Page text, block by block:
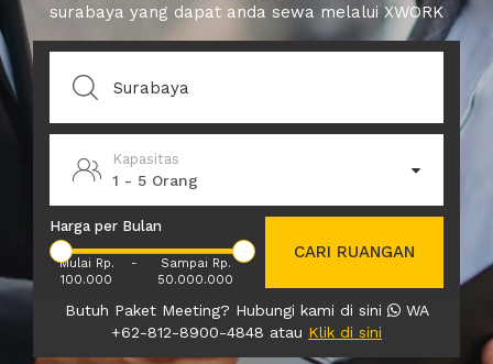
surabaya yang dapat anda sewa melalui XWORK
Kapasitas
1 - 5 Orang
Harga per Bulan
Mulai Rp.
100.000
-
Sampai Rp.
50.000.000
CARI RUANGAN
Butuh Paket Meeting? Hubungi kami di sini
WA
+62-812-8900-4848 atau Klik di sini